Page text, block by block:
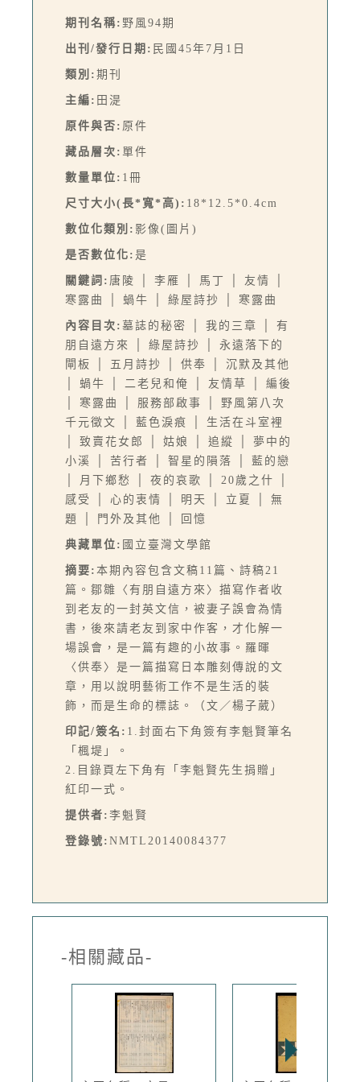
期刊名稱: 野風94期
出刊/發行日期: 民國45年7月1日
類別: 期刊
主編: 田湜
原件與否: 原件
藏品層次: 單件
數量單位: 1冊
尺寸大小(長*寬*高): 18*12.5*0.4cm
數位化類別: 影像(圖片)
是否數位化: 是
關鍵詞: 唐陵 │ 李雁 │ 馬丁 │ 友情 │
寒露曲 │ 蝸牛 │ 綠屋詩抄 │ 寒露曲
內容目次: 墓誌的秘密 │ 我的三章 │ 有
朋自遠方來 │ 綠屋詩抄 │ 永遠落下的
閘板 │ 五月詩抄 │ 供奉 │ 沉默及其他
│ 蝸牛 │ 二老兒和俺 │ 友情草 │ 編後
│ 寒露曲 │ 服務部啟事 │ 野風第八次
千元徵文 │ 藍色淚痕 │ 生活在斗室裡
│ 致賣花女郎 │ 姑娘 │ 追縱 │ 夢中的
小溪 │ 苦行者 │ 智星的隕落 │ 藍的戀
│ 月下鄉愁 │ 夜的哀歌 │ 20歲之什 │
感受 │ 心的衷情 │ 明天 │ 立夏 │ 無
題 │ 門外及其他 │ 回憶
典藏單位: 國立臺灣文學館
摘要: 本期內容包含文稿11篇、詩稿21
篇。鄒雛〈有朋自遠方來〉描寫作者收
到老友的一封英文信，被妻子誤會為情
書，後來請老友到家中作客，才化解一
場誤會，是一篇有趣的小故事。羅暉
〈供奉〉是一篇描寫日本雕刻傳說的文
章，用以說明藝術工作不是生活的裝
飾，而是生命的標誌。（文／楊子葳）
印記/簽名: 1.封面右下角簽有李魁賢筆名
「楓堤」。
2.目錄頁左下角有「李魁賢先生捐贈」
紅印一式。
提供者: 李魁賢
登錄號: NMTL20140084377
-相關藏品-